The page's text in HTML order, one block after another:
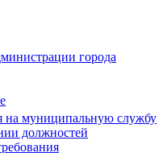
города
на муниципальную службу
должностей